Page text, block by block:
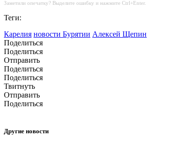
Заметили опечатку? Выделите ошибку и нажмите Ctrl+Enter.
Теги:
Карелия новости Бурятии Алексей Щепин
Поделиться
Поделиться
Отправить
Поделиться
Поделиться
Твитнуть
Отправить
Поделиться
Другие новости